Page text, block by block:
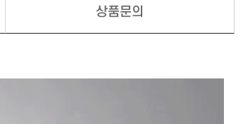
상품문의